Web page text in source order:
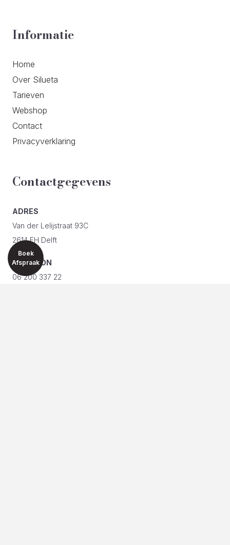
Informatie
Home
Over Silueta
Tarieven
Webshop
Contact
Privacyverklaring
Contactgegevens
ADRES
Van der Lelijstraat 93C
2614 EH Delft
TELEFOON
06 200 337 22
Boek
Afspraak